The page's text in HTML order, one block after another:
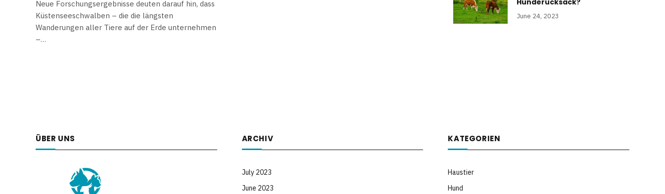
Neue Forschungsergebnisse deuten darauf hin, dass
Küstenseeschwalben – die die längsten
Wanderungen aller Tiere auf der Erde unternehmen
–…
Hunderucksack?
June 24, 2023
ÜBER UNS ARCHIV
July 2023
June 2023
KATEGORIEN
Haustier
Hund